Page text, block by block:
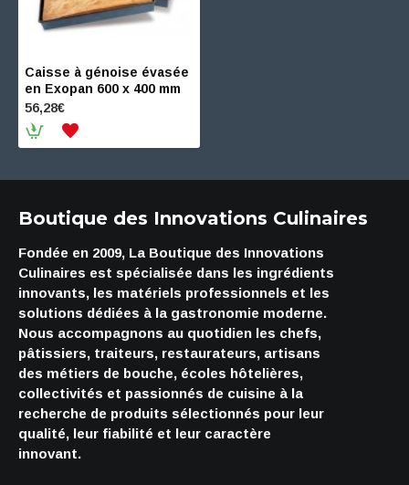
Caisse à génoise évasée
en Exopan 600 x 400 mm
56,28€
Boutique des Innovations Culinaires
Fondée en 2009, La Boutique des Innovations
Culinaires est spécialisée dans les ingrédients
innovants, les matériels professionnels et les
solutions dédiées à la gastronomie moderne.
Nous accompagnons au quotidien les chefs,
pâtissiers, traiteurs, restaurateurs, artisans
des métiers de bouche, écoles hôtelières,
collectivités et passionnés de cuisine à la
recherche de produits sélectionnés pour leur
qualité, leur fiabilité et leur caractère
innovant.